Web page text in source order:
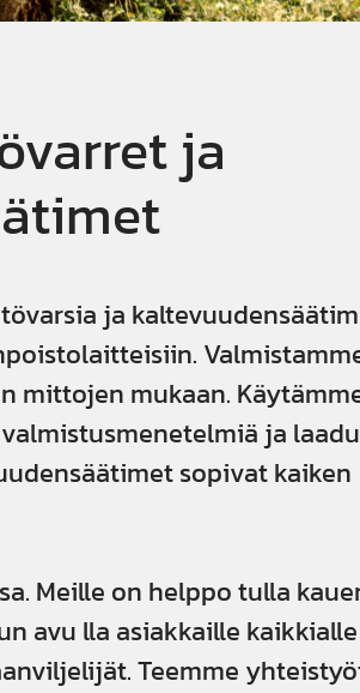
ja
ja
mittojen mukaan.
ja
sopivat kaiken
Meille on helppo tulla
avu lla asiakkaille kaikkialle
Teemme